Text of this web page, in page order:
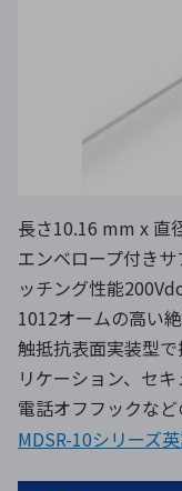
長さ10.16 mm x 直
エンベロープ付き
ッチング性能
1012オームの高い
触抵抗表面実装型
リケーション、セ
電話オフフックなど
MDSR-10シリーズ